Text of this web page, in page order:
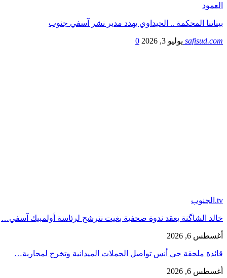
العمود
بيناتنا المحكمة .. الحيداوي يهدد مدير نشر آسفي جنوب
safisud.com يوليو 3, 2026 0
tv.الجنوب
خالد الشاگنة يعقد ندوة صحفية بغيت نترشح لرئاسة أولمبيك آسفي…
أغسطس 6, 2026
قائدة ملحقة حي أنس تواصل الحملات الميدانية وتخرج لمحاربة…
أغسطس 6, 2026